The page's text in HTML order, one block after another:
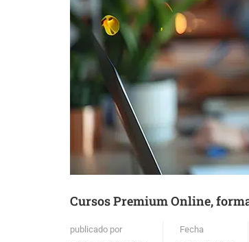
Cursos Premium Online,
publicado por Fecha